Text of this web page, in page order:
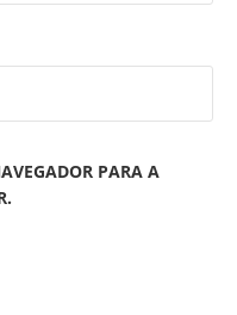
PARA A